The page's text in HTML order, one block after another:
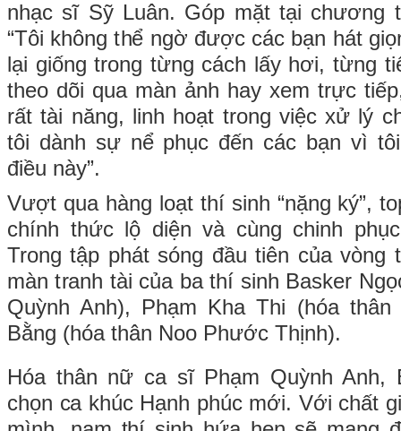
nhạc sĩ Sỹ Luân. Góp mặt tại chương
“Tôi không thể ngờ được các bạn hát
lại giống trong từng cách lấy hơi, từng
theo dõi qua màn ảnh hay xem trực
rất tài năng, linh hoạt trong việc xử lý
tôi dành sự nể phục đến các bạn vì
điều này”.
Vượt qua hàng loạt thí sinh “nặng ký”,
chính thức lộ diện và cùng chinh
Trong tập phát sóng đầu tiên của vòng
màn tranh tài của ba thí sinh Basker
Quỳnh Anh), Phạm Kha Thi (hóa
Bằng (hóa thân Noo Phước Thịnh).
Hóa thân nữ ca sĩ Phạm Quỳnh Anh,
chọn ca khúc Hạnh phúc mới. Với chất